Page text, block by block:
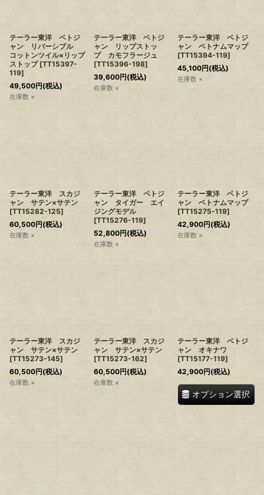
テーラー東洋 ベトジ
ャン リバーシブル
コットンツイル×リップ
ストップ [TT15397-
119]
49,500円(税込)
在庫数 ×
テーラー東洋 ベトジ
ャン リップストッ
プ カモフラージュ
[TT15396-198]
39,600円(税込)
在庫数 ×
テーラー東洋 ベトジ
ャン ベトナムマップ
[TT15394-119]
45,100円(税込)
在庫数 ×
テーラー東洋 スカジ
ャン サテン×サテン
[TT15282-125]
60,500円(税込)
在庫数 ×
テーラー東洋 ベトジ
ャン タイガー エイ
ジングモデル
[TT15276-119]
52,800円(税込)
在庫数 ×
テーラー東洋 ベトジ
ャン ベトナムマップ
[TT15275-119]
42,900円(税込)
在庫数 ×
テーラー東洋 スカジ
ャン サテン×サテン
[TT15273-145]
60,500円(税込)
在庫数 ×
テーラー東洋 スカジ
ャン サテン×サテン
[TT15273-162]
60,500円(税込)
在庫数 ×
テーラー東洋 ベトジ
ャン オキナワ
[TT15177-119]
42,900円(税込)
オプション選択